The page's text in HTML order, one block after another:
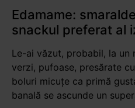
Edamame:
snackul preferat al
Le-ai văzut, probabil, la un
verzi, pufoase, presărate
boluri micuțe ca primă
banală se ascunde un